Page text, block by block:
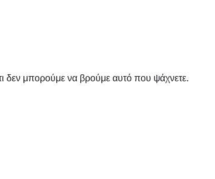
δεν μπορούμε να βρούμε αυτό που ψάχνετε.